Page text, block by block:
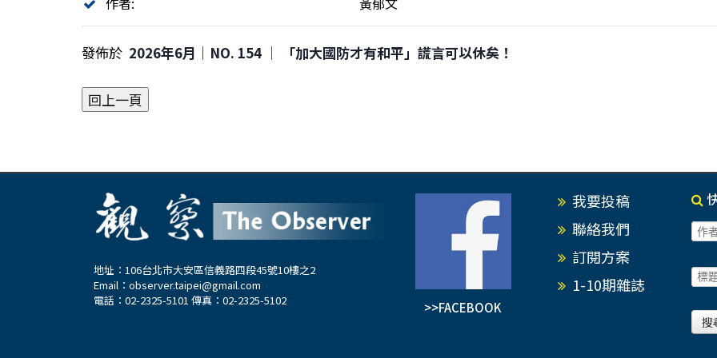
發佈於 2026年6月｜NO. 154 │ 「加大國防才有和平」謊言可以休矣！
地址：106台北市大安區信義路四段45號10樓之2
Email： observer.taipei@gmail.com
電話：02-2325-5101 傳真：02-2325-5102
>>FACEBOOK
我要投稿
聯絡我們
訂閱方案
1-10期雜誌